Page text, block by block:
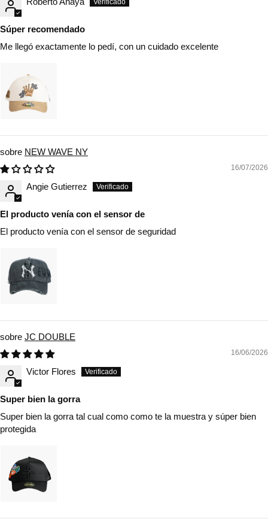
Súper recomendado
Me llegó exactamente lo pedí, con un cuidado excelente
NEW WAVE NY
16/07/2026
Angie Gutierrez
El producto venía con el sensor de
El producto venía con el sensor de seguridad
JC DOUBLE
16/06/2026
Victor Flores
Super bien la gorra
Super bien la gorra tal cual como como te la muestra y súper bien
protegida